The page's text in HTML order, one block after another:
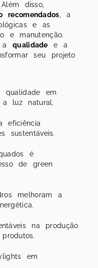
disso,
, a
e as
e manutenção.
aqualidade e a
seu projeto
qualidade em
a luz natural.
eficiência
sustentáveis.
é
de green
melhoram a
na produção
em